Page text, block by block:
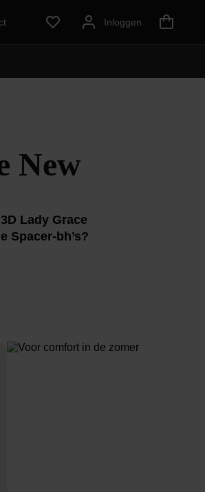
Inloggen
New
Lady Grace
Spacer-bh’s?